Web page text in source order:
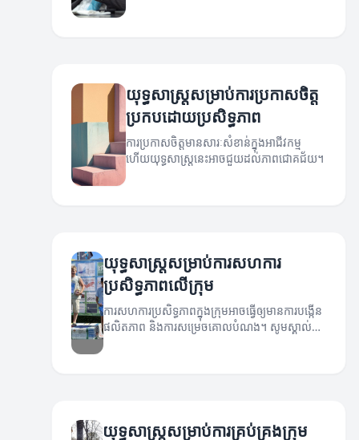
យុទ្ធសាស្ត្រសម្រាប់ការប្រកាសចិត្ត
ប្រកបដោយប្រសិទ្ធភាព
ការប្រកាសចិត្តមានសារៈសំខាន់ក្នុងអាជីវកម្ម
ហើយយុទ្ធសាស្ត្រនេះអាចជួយដល់ភាពជោគជ័យ។
យុទ្ធសាស្ត្រសម្រាប់ការសហការ
ប្រសិទ្ធភាពលើក្រុម
ការសហការប្រសិទ្ធភាពក្នុងក្រុមអាចធ្វើឲ្យមានការបង្កើន
ផលិតភាព និងការសម្រេចគោលបំណង។ សូមស្គាល់
យុទ្ធសាស្ត្រសម្រាប់ការគ្រប់គ្រងក្រុម